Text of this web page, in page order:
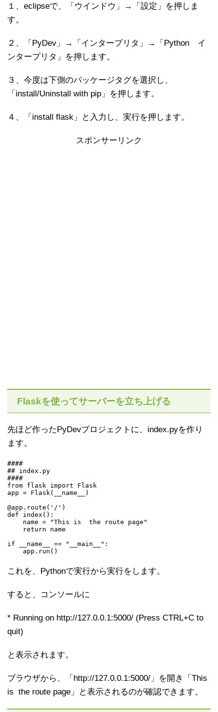
１、eclipseで、「ウインドウ」→「設定」を押しま
す。
２、「PyDev」→「インタープリタ」→「Python イ
ンタープリタ」を押します。
３、今度は下側のパッケージタグを選択し、
「install/Uninstall with pip」を押します。
４、「install flask」と入力し、実行を押します。
スポンサーリンク
Flaskを使ってサーバーを立ち上げる
先ほど作ったPyDevプロジェクトに、index.pyを作り
ます。
####
## index.py
####
from flask import Flask
app = Flask(__name__)
@app.route('/')
def index():
    name = "This is  the route page"
    return name
if __name__ == "__main__":
これを、Pythonで実行から実行をします。
すると、コンソールに
* Running on http://127.0.0.1:5000/ (Press CTRL+C to
quit)
と表示されます。
ブラウザから、「http://127.0.0.1:5000/」を開き「This
is the route page」と表示されるのが確認できます。